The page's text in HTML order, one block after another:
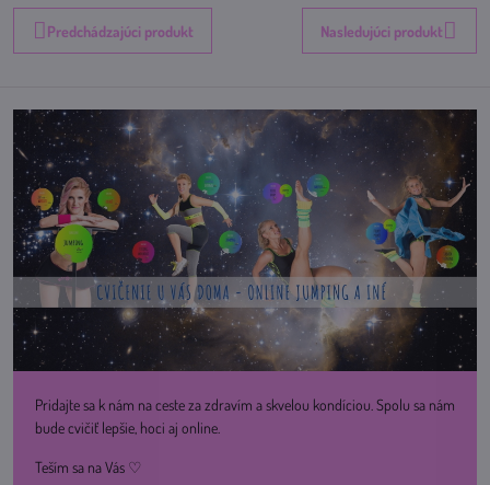
Predchádzajúci produkt Nasledujúci produkt
Pridajte sa k nám na ceste za zdravím a skvelou kondíciou. Spolu sa nám
bude cvičiť lepšie, hoci aj online.
Teším sa na Vás ♡